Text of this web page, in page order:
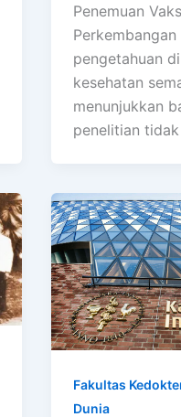
Penemuan
Perkembangan
pengetahuan
kesehatan
menunjukkan
penelitian tidak
Fakultas
Dunia